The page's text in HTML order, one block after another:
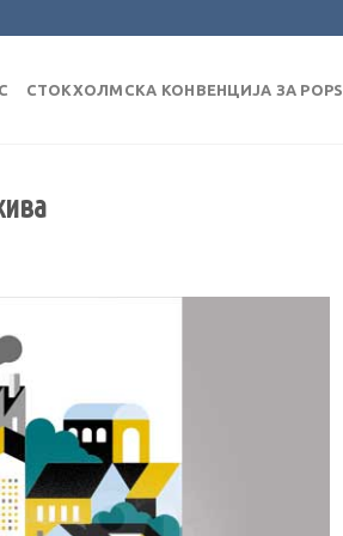
СТОКХОЛМСКА КОНВЕНЦИЈА ЗА POPS